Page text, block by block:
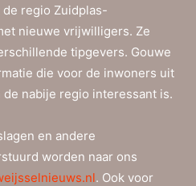
regio Zuidplas-
nieuwe vrijwilligers. Ze
tipgevers. Gouwe
die voor de inwoners uit
de nabije regio interessant is.
en andere
worden naar ons
. Ook voor